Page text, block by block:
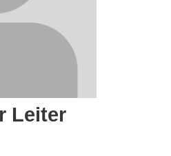
Leiter